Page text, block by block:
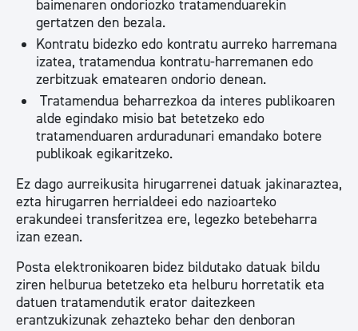
baimenaren ondoriozko tratamenduarekin
gertatzen den bezala.
Kontratu bidezko edo kontratu aurreko harremana
izatea, tratamendua kontratu-harremanen edo
zerbitzuak ematearen ondorio denean.
Tratamendua beharrezkoa da interes publikoaren
alde egindako misio bat betetzeko edo
tratamenduaren arduradunari emandako botere
publikoak egikaritzeko.
Ez dago aurreikusita hirugarrenei datuak jakinaraztea,
ezta hirugarren herrialdeei edo nazioarteko
erakundeei transferitzea ere, legezko betebeharra
izan ezean.
Posta elektronikoaren bidez bildutako datuak bildu
ziren helburua betetzeko eta helburu horretatik eta
datuen tratamendutik erator daitezkeen
erantzukizunak zehazteko behar den denboran